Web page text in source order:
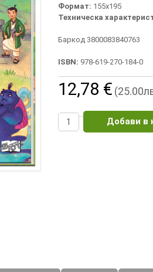
Формат: 155x195
Техническа
Баркод 3800083840763
ISBN: 978-619-270-184-0
12,78 €
Добави в